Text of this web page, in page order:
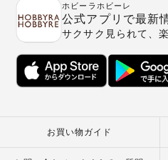
ホビーラホビーレ
公式アプリで最新
サクサク見られて、
お買い物ガイド